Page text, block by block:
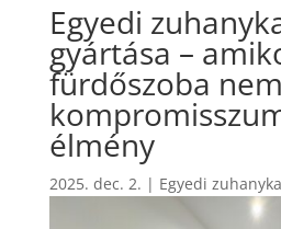
Egyedi
gyártása –
fürdőszoba nem
élmény
2025. dec. 2. | Egyedi